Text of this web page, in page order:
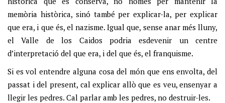
memòria històrica, sinó també per explicar-la, per explicar
que era, i que és, el nazisme. Igual que, sense anar més lluny,
el Valle de los Caidos podria esdevenir un centre
d’interpretació del que era, i del que és, el franquisme.
Si es vol entendre alguna cosa del món que ens envolta, del
passat i del present, cal explicar allò que es veu, ensenyar a
llegir les pedres. Cal parlar amb les pedres, no destruir-les.